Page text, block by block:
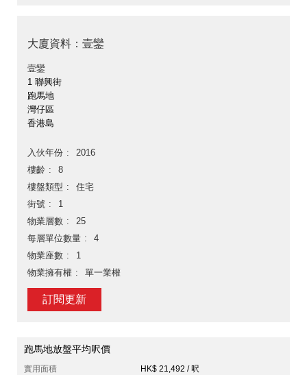
大廈資料：壹鑾
壹鑾
1 聯興街
跑馬地
灣仔區
香港島
入伙年份
2016
樓齡
8
樓盤類型
住宅
街號
1
物業層數
25
每層單位數量
4
物業座數
1
物業擁有權
單一業權
訂閱更新
跑馬地放盤平均呎價
實用面積
HK$ 21,492 / 呎